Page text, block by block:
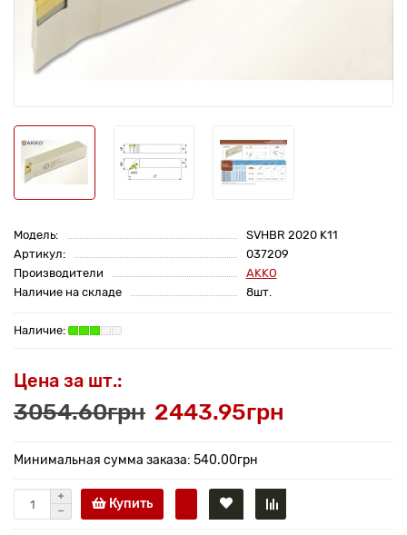
Модель:
SVHBR 2020 K11
Артикул:
037209
Производители
AKKO
Наличие на складе
8шт.
Цена за шт.:
3054.60грн 2443.95грн
Минимальная сумма заказа: 540.00грн
Купить